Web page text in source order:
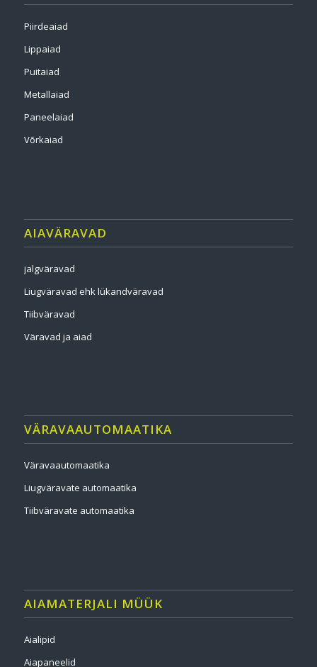
Piirdeaiad
Lippaiad
Puitaiad
Metallaiad
Paneelaiad
Võrkaiad
AIAVÄRAVAD
jalgväravad
Liugväravad ehk lükandväravad
Tiibväravad
Väravad ja aiad
VÄRAVAAUTOMAATIKA
Väravaautomaatika
Liugväravate automaatika
Tiibväravate automaatika
AIAMATERJALI MÜÜK
Aialipid
Aiapaneelid